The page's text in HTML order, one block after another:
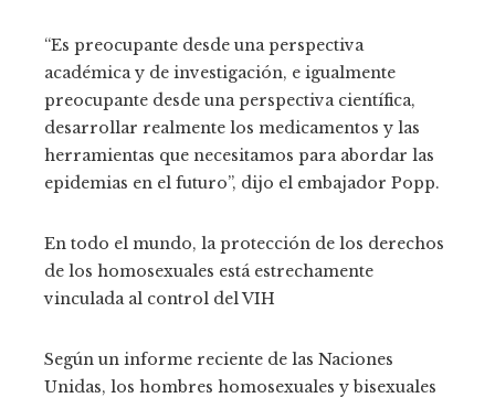
“Es preocupante desde una perspectiva
académica y de investigación, e igualmente
preocupante desde una perspectiva científica,
desarrollar realmente los medicamentos y las
herramientas que necesitamos para abordar las
epidemias en el futuro”, dijo el embajador Popp.
En todo el mundo, la protección de los derechos
de los homosexuales está estrechamente
vinculada al control del VIH
Según un informe reciente de las Naciones
Unidas, los hombres homosexuales y bisexuales